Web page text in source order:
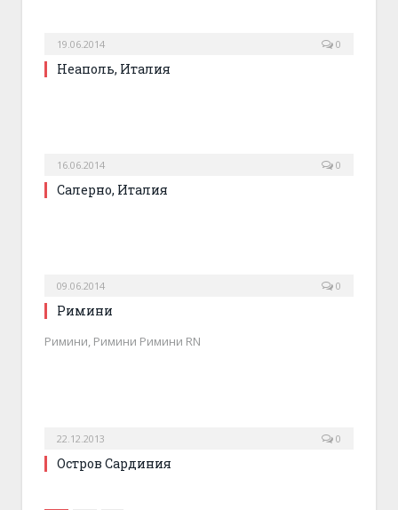
19.06.2014 0
Неаполь, Италия
16.06.2014 0
Салерно, Италия
09.06.2014 0
Римини
Римини, Римини Римини RN
22.12.2013 0
Остров Сардиния